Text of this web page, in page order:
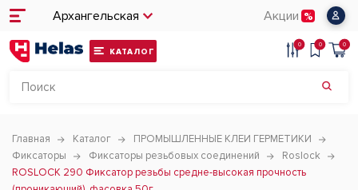
Архангельская Акции
КАТАЛОГ
0 0 0
Главная Каталог
ПРОМЫШЛЕННЫЕ КЛЕИ ГЕРМЕТИКИ
Фиксаторы
Фиксаторы резьбовых соединений
Roslock
ROSLOCK 290 Фиксатор резьбы средне-высокая прочность